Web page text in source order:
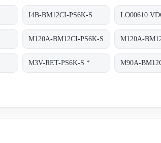
I4B-BM12CI-PS6K-S LO00610
M120A-BM12CI-PS6K-S
M3V-RET-PS6K-S *